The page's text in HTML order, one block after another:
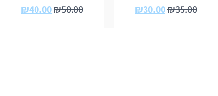
₪35.00
₪30.00
₪50.00
₪40.00